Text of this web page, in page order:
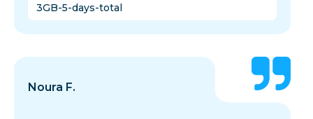
3GB-5-days-total
Noura F.